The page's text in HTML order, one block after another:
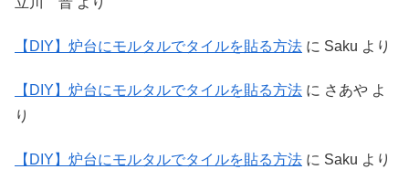
【DIY】炉台にモルタルでタイルを貼る方法 に Saku より
【DIY】炉台にモルタルでタイルを貼る方法 に さあや よ
り
【DIY】炉台にモルタルでタイルを貼る方法 に Saku より